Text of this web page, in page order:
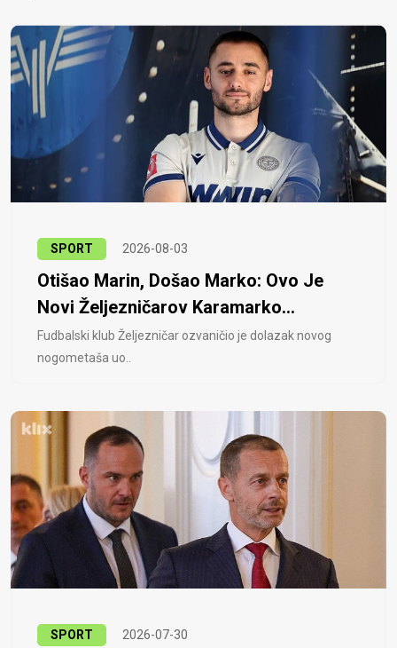
SPORT 2026-08-03
Otišao Marin, Došao Marko: Ovo Je
Novi Željezničarov Karamarko...
Fudbalski klub Željezničar ozvaničio je dolazak novog
nogometaša uo..
SPORT 2026-07-30